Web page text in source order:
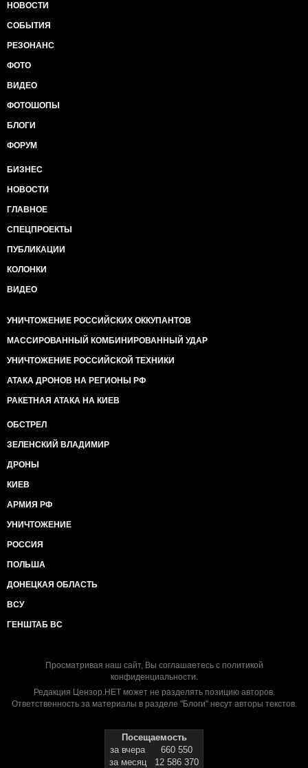
НОВОСТИ
СОБЫТИЯ
РЕЗОНАНС
ФОТО
ВИДЕО
ФОТОШОПЫ
БЛОГИ
ФОРУМ
БИЗНЕС
НОВОСТИ
ГЛАВНОЕ
СПЕЦПРОЕКТЫ
ПУБЛИКАЦИИ
КОЛОНКИ
ВИДЕО
УНИЧТОЖЕНИЕ РОССИЙСКИХ ОККУПАНТОВ
МАССИРОВАННЫЙ КОМБИНИРОВАННЫЙ УДАР
УНИЧТОЖЕНИЕ РОССИЙСКОЙ ТЕХНИКИ
АТАКА ДРОНОВ НА РЕГИОНЫ РФ
РАКЕТНАЯ АТАКА НА КИЕВ
ОБСТРЕЛ
ЗЕЛЕНСКИЙ ВЛАДИМИР
ДРОНЫ
КИЕВ
АРМИЯ РФ
УНИЧТОЖЕНИЕ
РОССИЯ
ПОЛЬША
ДОНЕЦКАЯ ОБЛАСТЬ
ВСУ
ГЕНШТАБ ВС
Просматривая наш сайт, Вы соглашаетесь с политикой
конфиденциальности.
Редакция Цензор.НЕТ может не разделять позицию авторов.
Ответственность за материалы в разделе "Блоги" несут авторы текстов.
Посещаемость
за вчера
660 550
за месяц
12 586 370